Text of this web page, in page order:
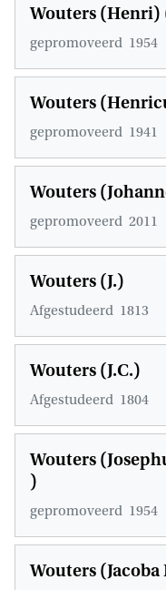
Wouters (Henri)
gepromoveerd 1954
Wouters
gepromoveerd 1941
Wouters
gepromoveerd 2011
Wouters (J.)
Afgestudeerd 1813
Wouters (J.C.)
Afgestudeerd 1804
Wouters
)
gepromoveerd 1954
Wouters